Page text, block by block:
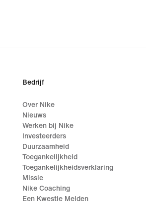
Bedrijf
Over Nike
Nieuws
Werken bij Nike
Investeerders
Duurzaamheid
Toegankelijkheid
Toegankelijkheidsverklaring
Missie
Nike Coaching
Een Kwestie Melden